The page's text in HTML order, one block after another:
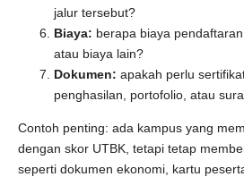
jalur tersebut?
Biaya: berapa biaya
atau biaya lain?
Dokumen: apakah perlu
penghasilan, portofolio, atau
Contoh penting: ada kampus yang
dengan skor UTBK, tetapi tetap
seperti dokumen ekonomi, kartu